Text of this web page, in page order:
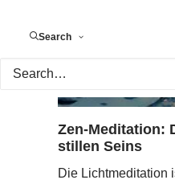
Search
Zen-Meditation:
stillen Seins
Die Lichtmeditation